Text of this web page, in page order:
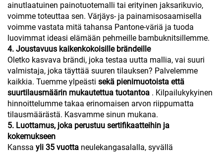
ainutlaatuinen painotuotemalli tai erityinen jaksarikuvio,
voimme toteuttaa sen. Värjäys- ja painamisosaamisella
voimme vastata mitä tahansa Pantone-väriä ja tuoda
luovimmat ideasi elämään pehmeille bambuknitsillemme.
4. Joustavuus kaikenkokoisille brändeille
Oletko kasvava brändi, joka testaa uutta mallia, vai suuri
valmistaja, joka täyttää suuren tilauksen? Palvelemme
kaikkia. Tuemme ylpeästi sekä pienimuotoista että
suurtilausmäärin mukautettua tuotantoa . Kilpailukykyinen
hinnoittelumme takaa erinomaisen arvon riippumatta
tilausmäärästä. Kasvamme sinun mukana.
5. Luottamus, joka perustuu sertifikaatteihin ja
kokemukseen
Kanssa yli 35 vuotta neulekangasalalla, syvällä